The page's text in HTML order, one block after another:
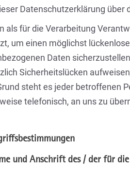
Datenschutzerklärung über
als für die Verarbeitung
um einen möglichst
Daten
Sicherheitslücken
steht es jeder betroffenen
telefonisch, an uns zu
und Anschrift des / der für